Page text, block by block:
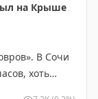
на Крыше
В Сочи
хоть